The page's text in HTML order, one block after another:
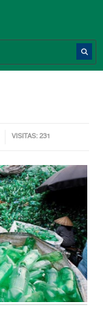
VISITAS: 231